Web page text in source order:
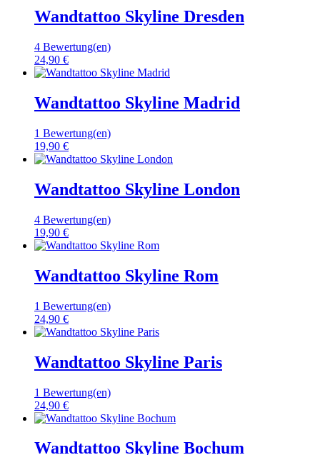
Wandtattoo Skyline Dresden
4 Bewertung(en)
24,90 €
Wandtattoo Skyline Madrid
1 Bewertung(en)
19,90 €
Wandtattoo Skyline London
4 Bewertung(en)
19,90 €
Wandtattoo Skyline Rom
1 Bewertung(en)
24,90 €
Wandtattoo Skyline Paris
1 Bewertung(en)
24,90 €
Wandtattoo Skyline Bochum